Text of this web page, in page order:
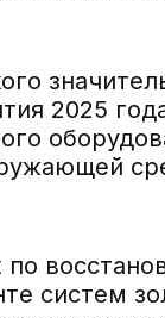
2025
систем